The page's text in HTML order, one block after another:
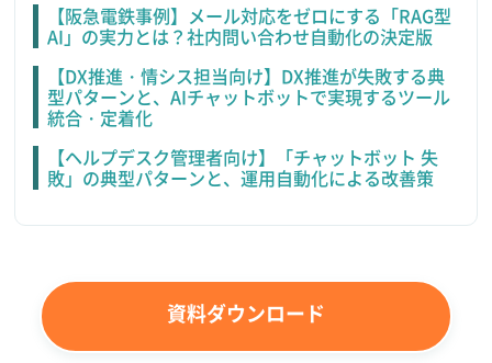
【阪急電鉄事例】メール対応をゼロにする「RAG型
AI」の実力とは？社内問い合わせ自動化の決定版
【DX推進・情シス担当向け】DX推進が失敗する典
型パターンと、AIチャットボットで実現するツール
統合・定着化
【ヘルプデスク管理者向け】「チャットボット 失
敗」の典型パターンと、運用自動化による改善策
資料ダウンロード